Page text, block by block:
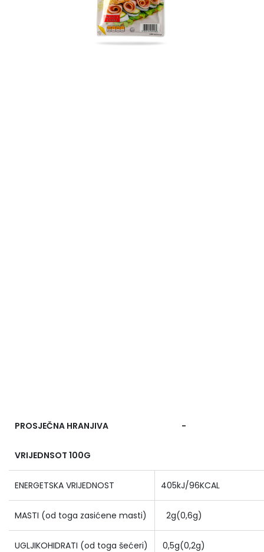
PROSJEČNA HRANJIVA
VRIJEDNSOT 100G
-
ENERGETSKA VRIJEDNOST 405kJ/96KCAL
MASTI (od toga zasićene masti) 2g(0,6g)
UGLJIKOHIDRATI (od toga šećeri) 0,5g(0,2g)